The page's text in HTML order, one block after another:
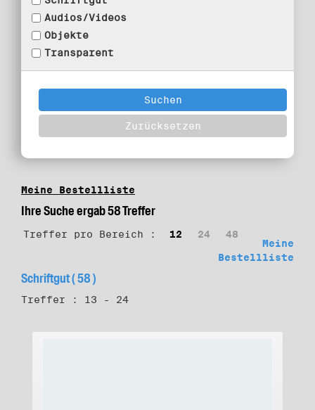
Audios/Videos
Objekte
Transparent
Meine Bestellliste
Ihre Suche ergab 58 Treffer
Treffer pro Bereich : 12 24
48
Meine
Bestellliste
Schriftgut ( 58 )
Treffer : 13 - 24